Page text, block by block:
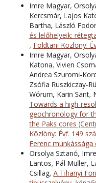
Imre Magyar,
Kercsmár, Lajos
Bartha, László
és lelőhelyeik:
, Földtani Közlöny:
Imre Magyar,
Katona, Vivien
Andrea Szuromi-
Zsófia Ruszkiczay-
Wórum, Karin Sant,
Towards a high-
geochronology for
the Paks cores
Közlöny: Évf. 149
Ferenc munkássága
Orsolya Sztanó,
Lantos, Pál Müller,
Csillag, A Tihanyi